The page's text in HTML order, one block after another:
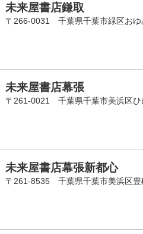
未来屋書店鎌取
〒266-0031 千葉県千葉市緑区おゆ
未来屋書店幕張
〒261-0021 千葉県千葉市美浜区
未来屋書店幕張新都心
〒261-8535 千葉県千葉市美浜区